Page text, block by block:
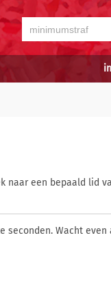
naar een bepaald lid
seconden. Wacht